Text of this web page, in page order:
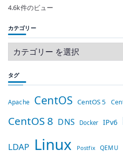
4.6k件のビュー
カテゴリー
タグ
Apache CentOS CentOS 5
CentOS 8 DNS Docker IPv6
LDAP Linux Postfix QEMU